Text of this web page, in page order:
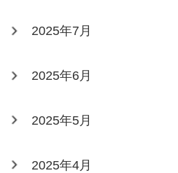
2025年7月
2025年6月
2025年5月
2025年4月